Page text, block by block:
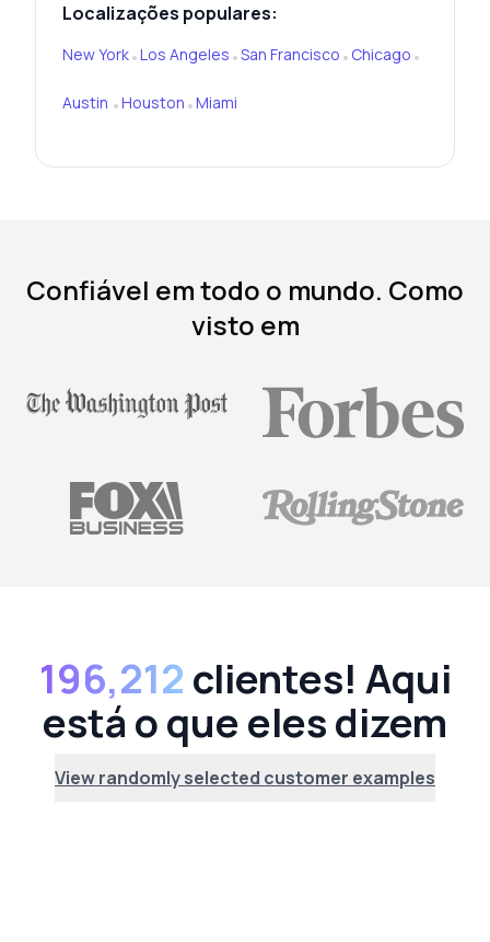
Localizações populares:
New York•Los Angeles •San Francisco • Chicago •
Austin •Houston •Miami
Confiável em todo o mundo. Como
visto em
196,212 clientes! Aqui
está o que eles dizem
View randomly selected customer examples